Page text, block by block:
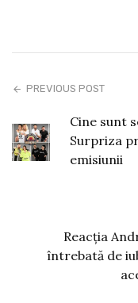
PREVIOUS POST
Cine sunt
Surpriza
emisiunii
Reacția
întrebată de